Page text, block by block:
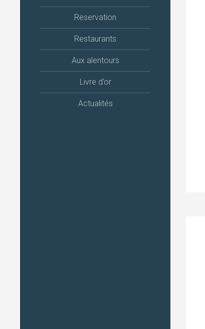
Reservation
Restaurants
Aux alentours
Livre d’or
Actualités